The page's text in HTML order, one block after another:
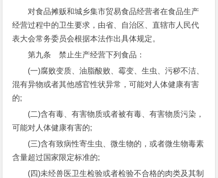
对食品摊贩和城乡集市贸易食品经营者在食品生产
经营过程中的卫生要求，由省、自治区、直辖市人民代
表大会常务委员会根据本法作出具体规定。
第九条 禁止生产经营下列食品：
(一)腐败变质、油脂酸败、霉变、生虫、污秽不洁、
混有异物或者其他感官性状异常，可能对人体健康有害
的;
(二)含有毒、有害物质或者被有毒、有害物质污染，
可能对人体健康有害的;
(三)含有致病性寄生虫、微生物的，或者微生物毒素
含量超过国家限定标准的;
(四)未经兽医卫生检验或者检验不合格的肉类及其制